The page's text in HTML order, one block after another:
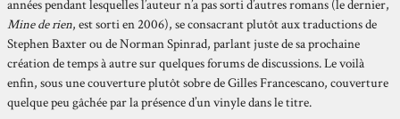
années pendant lesquelles l’auteur n’a pas sorti d’autres romans (le dernier,
Mine de rien, est sorti en 2006), se consacrant plutôt aux traductions de
Stephen Baxter ou de Norman Spinrad, parlant juste de sa prochaine
création de temps à autre sur quelques forums de discussions. Le voilà
enfin, sous une couverture plutôt sobre de Gilles Francescano, couverture
quelque peu gâchée par la présence d’un vinyle dans le titre.